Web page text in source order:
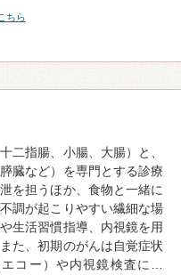
ちら
二指腸、小腸、大腸）と、
臓など）を専門とする診療
を担うほか、食物と一緒に
調が起こりやすい繊細な場
生活習慣指導、内視鏡を用
た、初期のがんは自覚症状
コー）や内視鏡検査に…